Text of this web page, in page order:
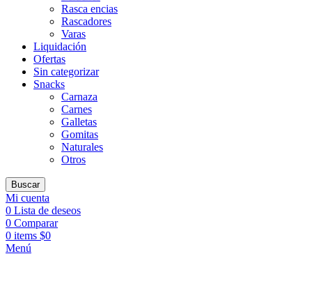
Rasca encias
Rascadores
Varas
Liquidación
Ofertas
Sin categorizar
Snacks
Carnaza
Carnes
Galletas
Gomitas
Naturales
Otros
Buscar
Mi cuenta
0 Lista de deseos
0 Comparar
0 items $0
Menú